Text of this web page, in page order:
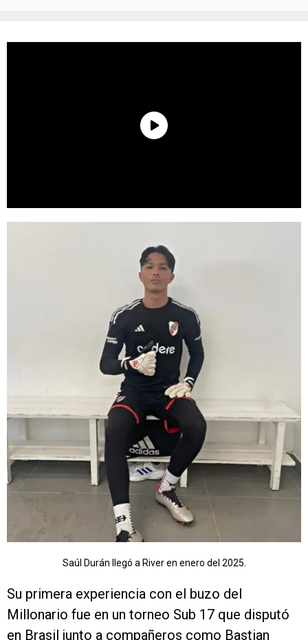
Saúl Durán llegó a River en enero del 2025.
Su primera experiencia con el buzo del
Millonario fue en un torneo Sub 17 que disputó
en Brasil junto a compañeros como Bastian